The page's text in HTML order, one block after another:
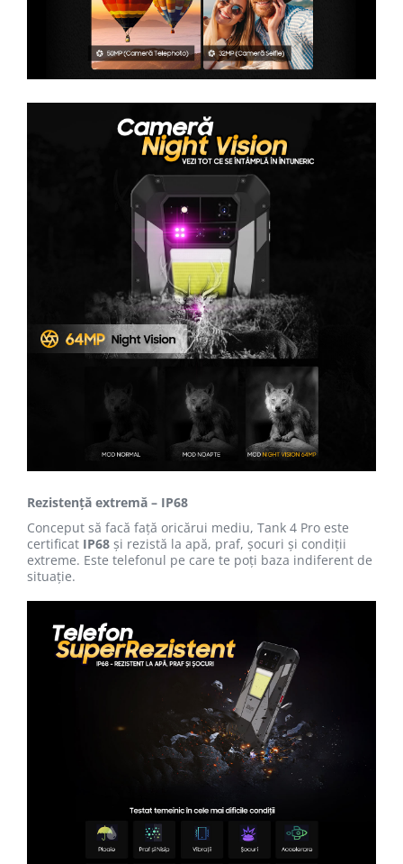
Rezistență extremă – IP68
Conceput să facă față oricărui mediu, Tank 4 Pro este
certificat IP68 și rezistă la apă, praf, șocuri și condiții
extreme. Este telefonul pe care te poți baza indiferent de
situație.